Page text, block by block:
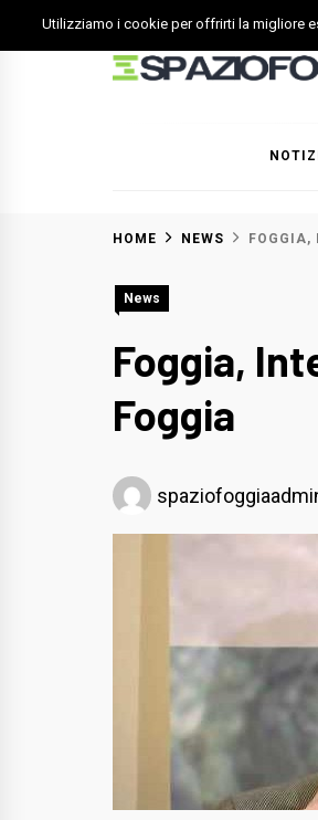
to
HOME NEWS FOGGIA,
News
Foggia,
Foggia
Utilizziamo i cookie per offrirti la migliore